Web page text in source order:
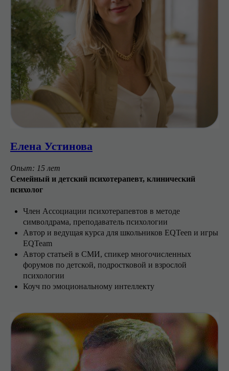
Елена Устинова
Опыт: 15 лет
Семейный и детский психотерапевт, клинический
психолог
Член Ассоциации психотерапевтов в методе
символдрама, преподаватель психологии
Автор и ведущая курса для школьников EQTeen и игры
EQTeam
Автор статьей в СМИ, спикер многочисленных
форумов по детской, подростковой и взрослой
психологии
Коуч по эмоциональному интеллекту